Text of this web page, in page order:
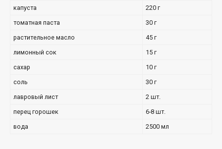
капуста
220 г
томатная паста
30 г
растительное масло
45 г
лимонный сок
15 г
сахар
10 г
соль
30 г
лавровый лист
2 шт.
перец горошек
6-8 шт.
вода
2500 мл